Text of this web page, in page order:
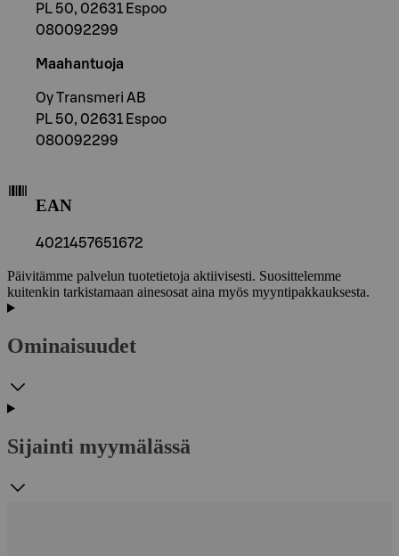
PL 50, 02631 Espoo
080092299
Maahantuoja
Oy Transmeri AB
PL 50, 02631 Espoo
080092299
EAN
4021457651672
Päivitämme palvelun tuotetietoja aktiivisesti. Suosittelemme
kuitenkin tarkistamaan ainesosat aina myös myyntipakkauksesta.
Ominaisuudet
Sijainti myymälässä